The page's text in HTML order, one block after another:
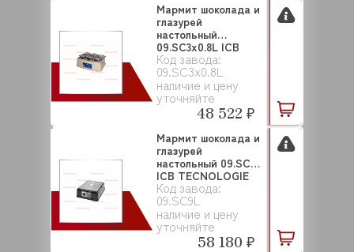
Код завода:
09.SC3x0.8L
наличие и цену
уточняйте
Мармит шоколада и
глазурей
настольный
09.SC3x0.8L ICB
TECNOLOGIE ...
48 522 ₽
Код завода:
09.SC9L
наличие и цену
уточняйте
Мармит шоколада и
глазурей
настольный 09.SC9L
ICB TECNOLOGIE
S.R...
58 180 ₽